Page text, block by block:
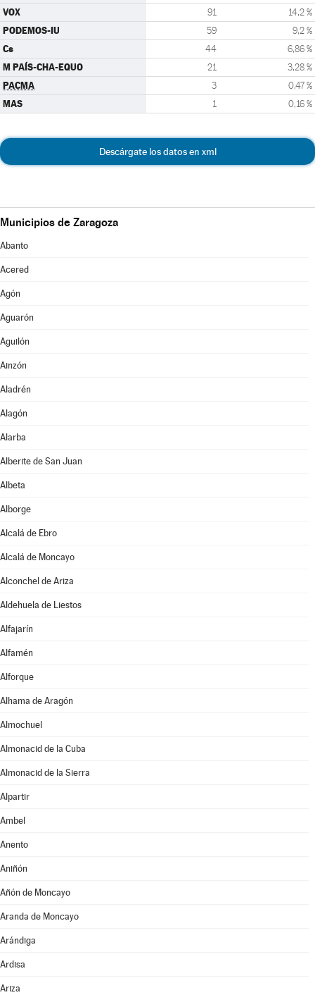
VOX 91 14,2 %
PODEMOS-IU 59 9,2 %
Cs 44 6,86 %
M PAÍS-CHA-EQUO 21 3,28 %
PACMA 3 0,47 %
MAS 1 0,16 %
Descárgate los datos en xml
Municipios de Zaragoza
Abanto
Acered
Agón
Aguarón
Aguilón
Ainzón
Aladrén
Alagón
Alarba
Alberite de San Juan
Albeta
Alborge
Alcalá de Ebro
Alcalá de Moncayo
Alconchel de Ariza
Aldehuela de Liestos
Alfajarín
Alfamén
Alforque
Alhama de Aragón
Almochuel
Almonacid de la Cuba
Almonacid de la Sierra
Alpartir
Ambel
Anento
Aniñón
Añón de Moncayo
Aranda de Moncayo
Arándiga
Ardisa
Ariza